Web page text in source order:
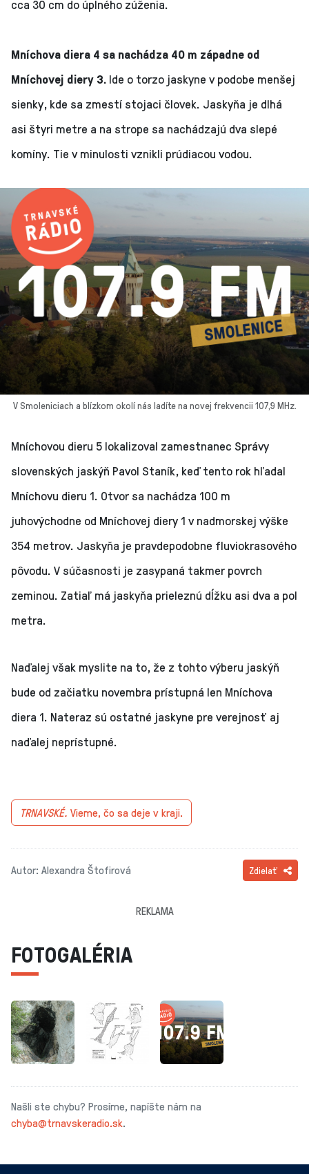
cca 30 cm do úplného zúženia.
Mníchova diera 4 sa nachádza 40 m západne od
Mníchovej diery 3. Ide o torzo jaskyne v podobe menšej
sienky, kde sa zmestí stojaci človek. Jaskyňa je dlhá
asi štyri metre a na strope sa nachádzajú dva slepé
komíny. Tie v minulosti vznikli prúdiacou vodou.
V Smoleniciach a blízkom okolí nás ladíte na novej frekvencii 107,9 MHz.
Mníchovou dieru 5 lokalizoval zamestnanec Správy
slovenských jaskýň Pavol Staník, keď tento rok hľadal
Mníchovu dieru 1. Otvor sa nachádza 100 m
juhovýchodne od Mníchovej diery 1 v nadmorskej výške
354 metrov. Jaskyňa je pravdepodobne fluviokrasového
pôvodu. V súčasnosti je zasypaná takmer povrch
zeminou. Zatiaľ má jaskyňa prieleznú dĺžku asi dva a pol
metra.
Naďalej však myslite na to, že z tohto výberu jaskýň
bude od začiatku novembra prístupná len Mníchova
diera 1. Nateraz sú ostatné jaskyne pre verejnosť aj
naďalej neprístupné.
TRNAVSKÉ. Vieme, čo sa deje v kraji.
Autor: Alexandra Štofirová Zdielať
REKLAMA
FOTOGALÉRIA
Našli ste chybu? Prosíme, napíšte nám na
chyba@trnavskeradio.sk.